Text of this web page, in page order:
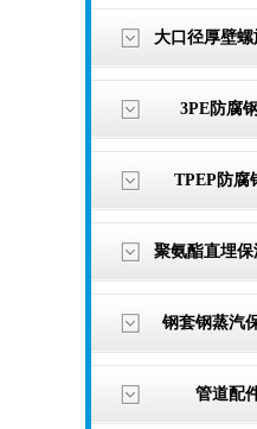
大口径厚壁螺
3PE防腐
TPEP防腐
聚氨酯直埋保
钢套钢蒸汽
管道配